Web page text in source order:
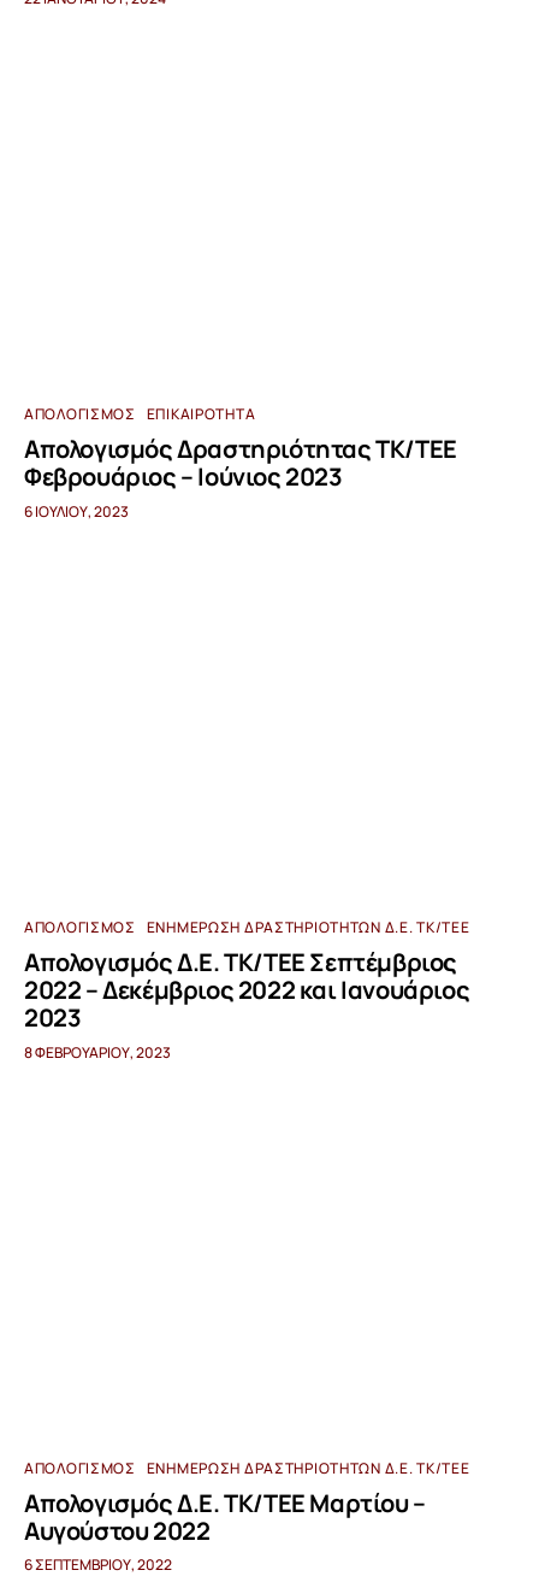
ΑΠΟΛΟΓΙΣΜΌΣ ΕΠΙΚΑΙΡΌΤΗΤΑ
Απολογισμός Δραστηριότητας ΤΚ/ΤΕΕ
Φεβρουάριος – Ιούνιος 2023
6 ΙΟΥΛΊΟΥ, 2023
ΑΠΟΛΟΓΙΣΜΌΣ ΕΝΗΜΈΡΩΣΗ ΔΡΑΣΤΗΡΙΟΤΉΤΩΝ Δ.Ε. ΤΚ/ΤΕΕ
Απολογισμός Δ.Ε. ΤΚ/ΤΕΕ Σεπτέμβριος
2022 – Δεκέμβριος 2022 και Ιανουάριος
2023
8 ΦΕΒΡΟΥΑΡΊΟΥ, 2023
ΑΠΟΛΟΓΙΣΜΌΣ ΕΝΗΜΈΡΩΣΗ ΔΡΑΣΤΗΡΙΟΤΉΤΩΝ Δ.Ε. ΤΚ/ΤΕΕ
Απολογισμός Δ.Ε. ΤΚ/ΤΕΕ Μαρτίου –
Αυγούστου 2022
6 ΣΕΠΤΕΜΒΡΊΟΥ, 2022